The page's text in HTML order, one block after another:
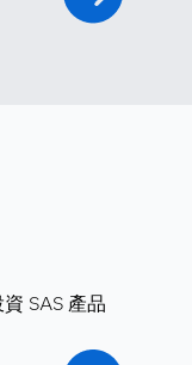
SAS 產品